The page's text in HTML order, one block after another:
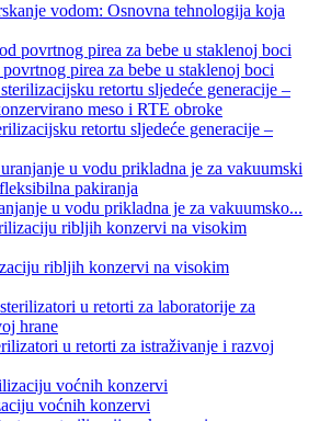
vodom: Osnovna tehnologija koja
pirea za bebe u staklenoj boci
retortu sljedeće generacije –
u vodu prikladna je za vakuumsko...
ribljih konzervi na visokim
u retorti za istraživanje i razvoj
voćnih konzervi